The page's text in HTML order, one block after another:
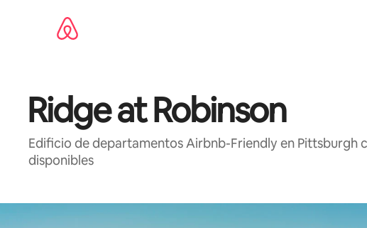
Ridge at Robinson
Edificio de departamentos Airbnb-Friendly en Pittsburgh
disponibles